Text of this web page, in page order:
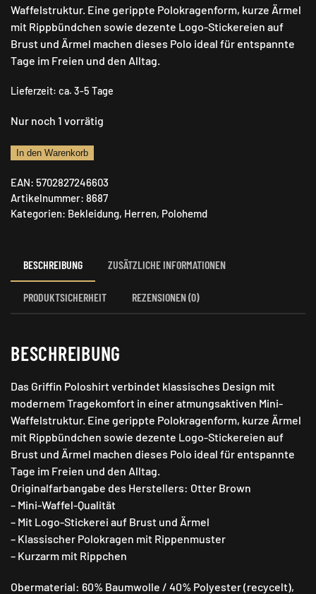
Waffelstruktur. Eine gerippte Polokragenform, kurze Ärmel
mit Rippbündchen sowie dezente Logo-Stickereien auf
Brust und Ärmel machen dieses Polo ideal für entspannte
Tage im Freien und den Alltag.
Lieferzeit: ca. 3-5 Tage
Nur noch 1 vorrätig
Deerhunter
Poloshirt
Menge
In den Warenkorb
EAN: 5702827246603
Artikelnummer: 8687
Kategorien: Bekleidung, Herren, Polohemd
BESCHREIBUNG ZUSÄTZLICHE INFORMATIONEN
PRODUKTSICHERHEIT REZENSIONEN (0)
BESCHREIBUNG
Das Griffin Poloshirt verbindet klassisches Design mit
modernem Tragekomfort in einer atmungsaktiven Mini-
Waffelstruktur. Eine gerippte Polokragenform, kurze Ärmel
mit Rippbündchen sowie dezente Logo-Stickereien auf
Brust und Ärmel machen dieses Polo ideal für entspannte
Tage im Freien und den Alltag.
Originalfarbangabe des Herstellers: Otter Brown
– Mini-Waffel-Qualität
– Mit Logo-Stickerei auf Brust und Ärmel
– Klassischer Polokragen mit Rippenmuster
– Kurzarm mit Rippchen
Obermaterial: 60% Baumwolle / 40% Polyester (recycelt),